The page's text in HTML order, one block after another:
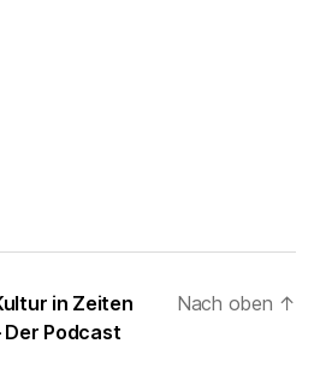
in Zeiten
Podcast
Nach oben ↑